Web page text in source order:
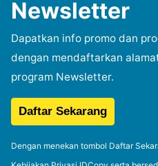
Newsletter
Dapatkan info promo dan
dengan mendaftarkan
program Newsletter.
Dengan menekan tombol Daftar